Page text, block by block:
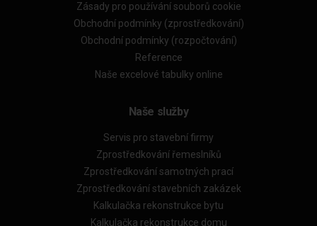
Zásady pro používání souborů cookie
Obchodní podmínky (zprostředkování)
Obchodní podmínky (rozpočtování)
Reference
Naše excelové tabulky online
Naše služby
Servis pro stavební firmy
Zprostředkování řemeslníků
Zprostředkování samotných prací
Zprostředkování stavebních zakázek
Kalkulačka rekonstrukce bytu
Kalkulačka rekonstrukce domu